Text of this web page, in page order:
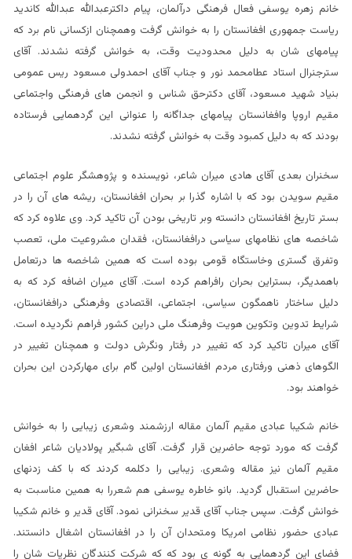
خانم زهره یوسفی فعال فرهنگی درآلمان، پیام داکترعبدالله عبدالله کاندید
ریاست جمهوری افغانستان را به خوانش گرفت وهمچنان ازکسانی نام برد که
پیامهای شان به دلیل محدودیت وقت، به خوانش گرفته نشدند. آقای
سترجنرال استاد عطامحمد نور و جناب آقای احمدولی مسعود ریس عمومی
بنیاد شهید مسعود، آقای دکترحق شناس و انجمن های فرهنگی واجتماعی
مقیم اروپا وافغانستان پیامهای جداگانه را عنوانی این گردهمایی فرستاده
بودند که به دلیل کمبود وقت به خوانش گرفته نشدند.
سخنران بعدی آقای هادی میران شاعر، نویسنده و پژوهشگر علوم اجتماعی
مقیم سویدن بود که با اشاره گذرا بر بحران افغانستان، ریشه های آن را در
بستر تاریخ افغانستان دانسته وبر تاریخی بودن آن تاکید کرد. وی علاوه کرد که
شاخصه های نظامهای سیاسی درافغانستان، فقدان مشروعیت ملی، تعصب
وتفرق گستری وخاستگاه قومی بوده است که همین شاخصه ها درتعامل
باهمدیگر، بستراین بحران رافراهم کرده است. آقای میران اضافه کرد که به
دلیل ساختار ناهمگون سیاسی، اجتماعی، اقتصادی وفرهنگی درافغانستان،
شرایط تدوین وتکوین هویت وفرهنگ ملی دراین کشور فراهم نگردیده است.
آقای میران تاکید کرد که تغییر در رفتار ونگرش دولت و همچنان تغییر در
الگوهای ذهنی ورفتاری مردم افغانستان اولین گام برای مهارکردن این بحران
خواهند بود.
خانم شکیبا عبادی مقیم آلمان مقاله ارزشمند وشعری زیبایی را به خوانش
گرفت که مورد توجه حاضرین قرار گرفت. آقای شبگیر پولادیان شاعر افغان
مقیم آلمان نیز مقاله وشعری. زیبایی را دکلمه کردند که با کف زدنهای
حاضرین استقبال گردید. بانو خاطره یوسفی هم شعررا به همین مناسبت به
خوانش گرفت. سپس جناب آقای قدیر سخنرانی نمود. آقای قدیر و خانم شکیبا
عبادی حضور نظامی امریکا ومتحدان آن را در افغانستان اشغال دانستند.
فضای این گردهمایی به گونه ی بود که که شرکت کنندگان نظریات شان را